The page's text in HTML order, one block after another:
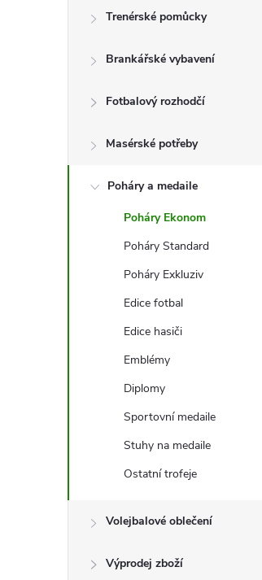
Trenérské pomůcky
Brankářské vybavení
Fotbalový rozhodčí
Masérské potřeby
Poháry a medaile
Poháry Ekonom
Poháry Standard
Poháry Exkluziv
Edice fotbal
Edice hasiči
Emblémy
Diplomy
Sportovní medaile
Stuhy na medaile
Ostatní trofeje
Volejbalové oblečení
Výprodej zboží